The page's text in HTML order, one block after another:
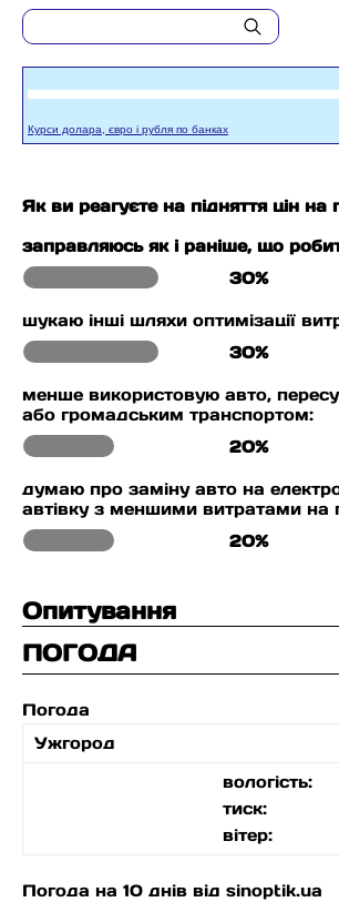
Курси долара, євро і рубля по банках
Як ви реагуєте на підняття цін на
заправляюсь як і раніше, що
30%
шукаю інші шляхи оптимізації
30%
менше використовую авто,
або громадським транспортом:
20%
думаю про заміну авто на
автівку з меншими витратами на
20%
Опитування
ПОГОДА
Погода
Ужгород
вологість:
тиск:
вітер:
Погода на 10 днів від sinoptik.ua